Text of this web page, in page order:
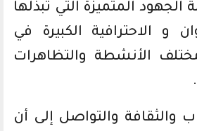
الجهود المتميزة التي تبذلها
و الاحترافية الكبيرة في
الأنشطة والتظاهرات
والثقافة والتواصل إلى أن